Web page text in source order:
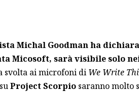
Michal Goodman ha
Micosoft, sarà visibile solo
svolta ai microfoni di We Write
Project Scorpiosaranno molto